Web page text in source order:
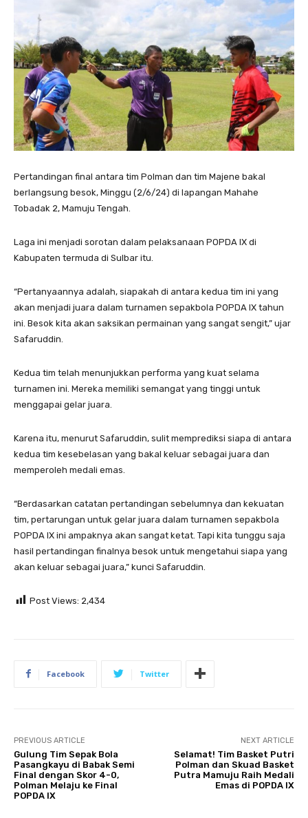
Pertandingan final antara tim Polman dan tim Majene bakal
berlangsung besok, Minggu (2/6/24) di lapangan Mahahe
Tobadak 2, Mamuju Tengah.
Laga ini menjadi sorotan dalam pelaksanaan POPDA IX di
Kabupaten termuda di Sulbar itu.
“Pertanyaannya adalah, siapakah di antara kedua tim ini yang
akan menjadi juara dalam turnamen sepakbola POPDA IX tahun
ini. Besok kita akan saksikan permainan yang sangat sengit,” ujar
Safaruddin.
Kedua tim telah menunjukkan performa yang kuat selama
turnamen ini. Mereka memiliki semangat yang tinggi untuk
menggapai gelar juara.
Karena itu, menurut Safaruddin, sulit memprediksi siapa di antara
kedua tim kesebelasan yang bakal keluar sebagai juara dan
memperoleh medali emas.
“Berdasarkan catatan pertandingan sebelumnya dan kekuatan
tim, pertarungan untuk gelar juara dalam turnamen sepakbola
POPDA IX ini ampaknya akan sangat ketat. Tapi kita tunggu saja
hasil pertandingan finalnya besok untuk mengetahui siapa yang
akan keluar sebagai juara,” kunci Safaruddin.
Post Views: 2,434
Facebook Twitter
PREVIOUS ARTICLE
Gulung Tim Sepak Bola
Pasangkayu di Babak Semi
Final dengan Skor 4-0,
Polman Melaju ke Final
POPDA IX
NEXT ARTICLE
Selamat! Tim Basket Putri
Polman dan Skuad Basket
Putra Mamuju Raih Medali
Emas di POPDA IX